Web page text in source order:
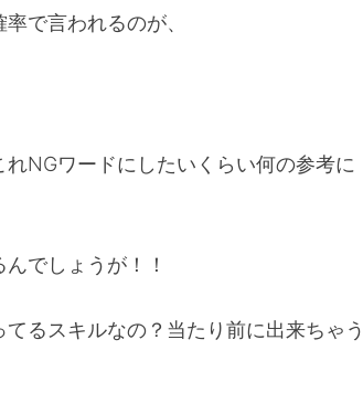
で言われるのが、
NGワードにしたいくらい何の参考に
でしょうが！！
るスキルなの？当たり前に出来ちゃう